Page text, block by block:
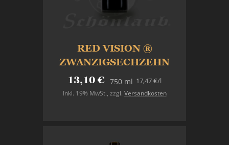
RED VISION ®
ZWANZIGSECHZEHN
13,10 € 750 ml
Inkl. 19% MwSt., zzgl. Versandkosten
17,47 €/l